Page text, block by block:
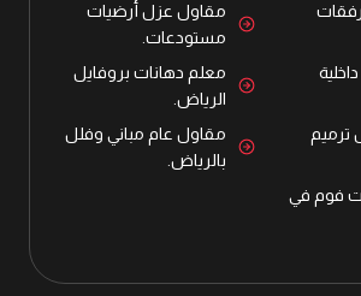
مقاول عزل أرضيات
مستودعات.
معلم دهانات بروفايل
الرياض.
مقاول عام مباني وفلل
بالرياض.
فوم في